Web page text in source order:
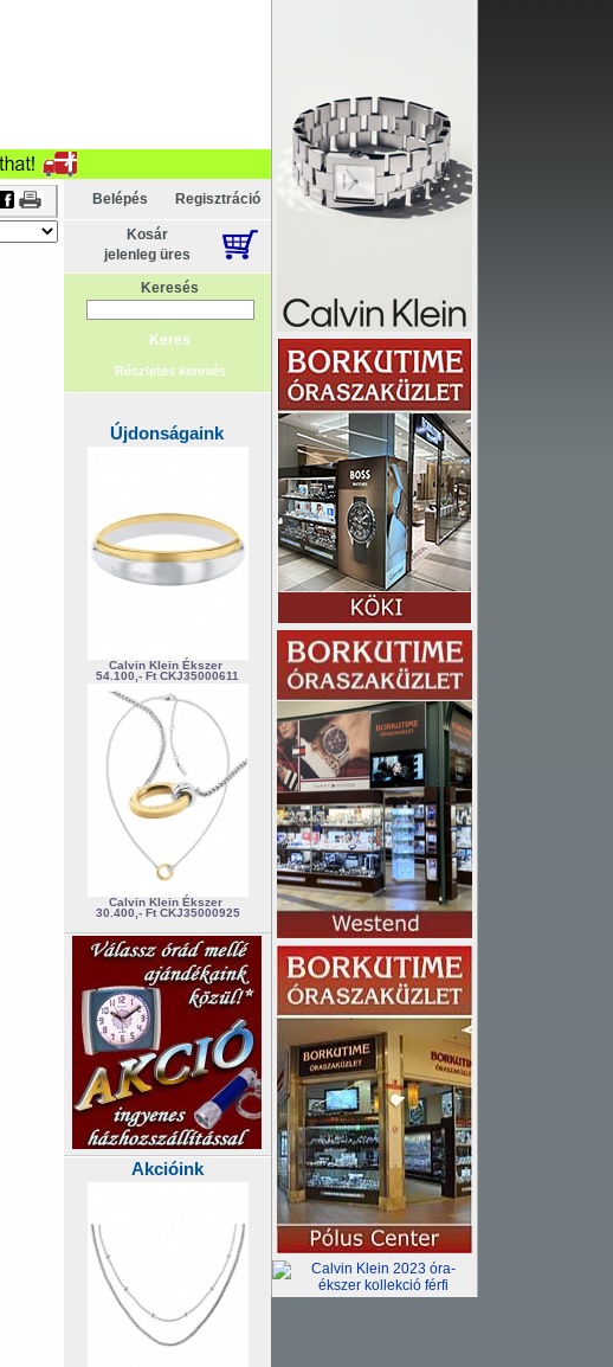
Belépés Regisztráció
Kosár
jelenleg üres
Keresés
Részletes keresés
Újdonságaink
Calvin Klein Ékszer
54.100,- Ft CKJ35000611
Calvin Klein Ékszer
30.400,- Ft CKJ35000925
Akcióink